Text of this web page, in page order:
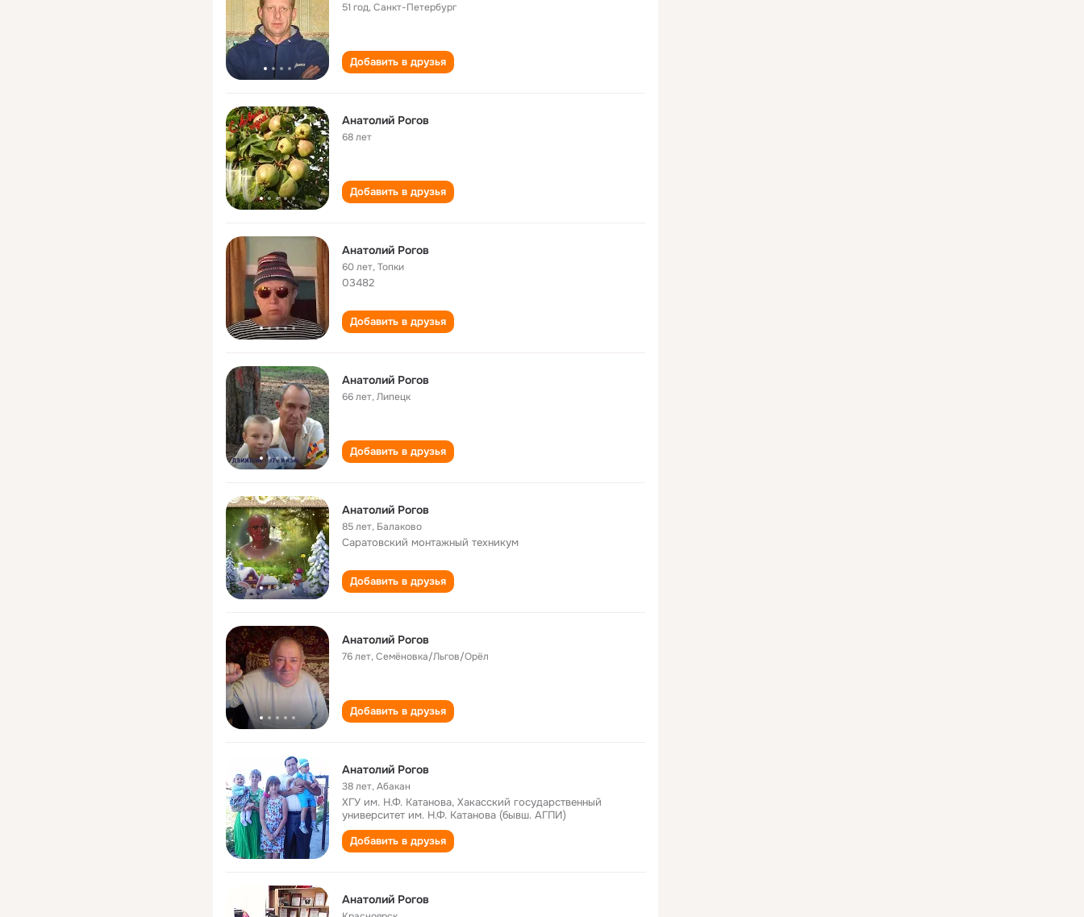
51 год,Санкт-Петербург
Добавить в друзья
Анатолий Рогов
68 лет
Добавить в друзья
Анатолий Рогов
60 лет,Топки
03482
Добавить в друзья
Анатолий Рогов
66 лет,Липецк
Добавить в друзья
Анатолий Рогов
85 лет, Балаково
Саратовский монтажный техникум
Добавить в друзья
Анатолий Рогов
76 лет,Семёновка/Льгов/Орёл
Добавить в друзья
Анатолий Рогов
38 лет,Абакан
ХГУ им. Н.Ф. Катанова, Хакасский государственный
университет им. Н.Ф. Катанова (бывш. АГПИ)
Добавить в друзья
Анатолий Рогов